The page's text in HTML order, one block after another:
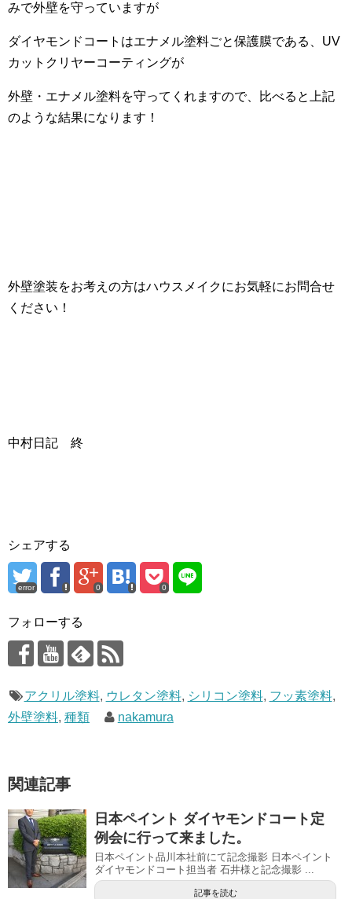
みで外壁を守っていますが
ダイヤモンドコートはエナメル塗料ごと保護膜である、UV
カットクリヤーコーティングが
外壁・エナメル塗料を守ってくれますので、比べると上記
のような結果になります！
外壁塗装をお考えの方はハウスメイクにお気軽にお問合せ
ください！
中村日記 終
シェアする
error 0 0
フォローする
アクリル塗料, ウレタン塗料, シリコン塗料, フッ素塗料,
外壁塗料, 種類 nakamura
関連記事
日本ペイント ダイヤモンドコート定
例会に行って来ました。
日本ペイント品川本社前にて記念撮影 日本ペイント
ダイヤモンドコート担当者 石井様と記念撮影 ...
記事を読む